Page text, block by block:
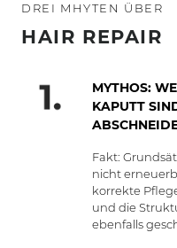
DREI MHYTEN ÜBER
HAIR REPAIR
MYTHOS:
KAPUTT
Fakt:
nicht
korrekte
und die
ebenfalls